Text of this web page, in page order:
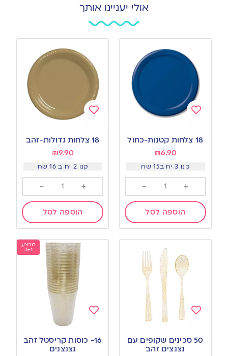
אולי יעניינו אותך
to
wishlist
18 צלחות קטנות-כחול
₪6.90
קנו 3 יח ב15 שח
+
-
הוספה לסל
to
wishlist
18 צלחות גדולות-זהב
₪9.90
קנו 2 יח ב 16 שח
+
-
הוספה לסל
to
wishlist
50 סכינים שקופים עם
נצנצים זהב
מבצע
3+1
to
wishlist
16- כוסות קריסטל זהב
נצנצנים